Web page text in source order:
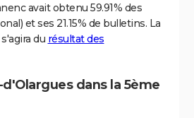
avait obtenu 59.91% des
et ses 21.15% de bulletins. La
du résultat des
dans la 5ème